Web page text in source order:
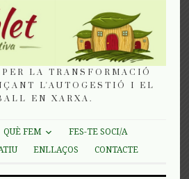
LA TRANSFORMACIÓ
L'AUTOGESTIÓ I EL
EN XARXA.
QUÈ FEM
FES-TE SOCI/A
ENLLAÇOS CONTACTE